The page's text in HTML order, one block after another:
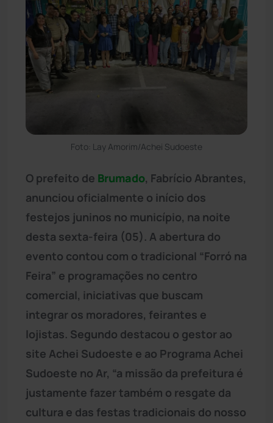
Foto: Lay Amorim/Achei Sudoeste
O prefeito de Brumado, Fabrício Abrantes,
anunciou oficialmente o início dos
festejos juninos no município, na noite
desta sexta-feira (05). A abertura do
evento contou com o tradicional “Forró na
Feira” e programações no centro
comercial, iniciativas que buscam
integrar os moradores, feirantes e
lojistas. Segundo destacou o gestor ao
site Achei Sudoeste e ao Programa Achei
Sudoeste no Ar, “a missão da prefeitura é
justamente fazer também o resgate da
cultura e das festas tradicionais do nosso